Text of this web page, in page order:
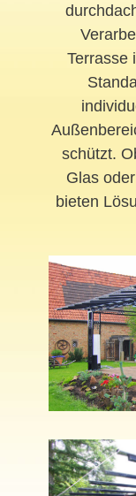
Terrasse
schützt.
Glas
bieten